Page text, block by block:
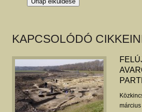
KAPCSOLÓDÓ